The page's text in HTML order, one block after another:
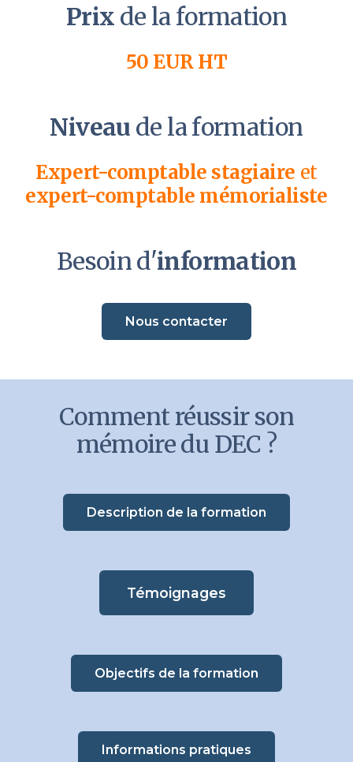
Prix de la formation
50 EUR HT
Niveau de la formation
Expert-comptable stagiaire et
expert-comptable mémorialiste
Besoin d'information
Nous contacter
Comment réussir son
mémoire du DEC ?
Description de la formation
Témoignages
Objectifs de la formation
Informations pratiques